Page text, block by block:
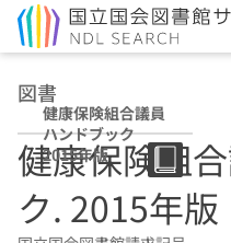
図書
健康保険組合議員
ハンドブック
2015年版
健康保険組
ク. 2015年版